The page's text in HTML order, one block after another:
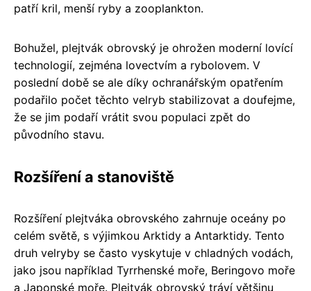
patří kril, menší ryby a zooplankton.
Bohužel, plejtvák obrovský je ohrožen moderní lovící
technologií, zejména lovectvím a rybolovem. V
poslední době se ale díky ochranářským opatřením
podařilo počet těchto velryb stabilizovat a doufejme,
že se jim podaří vrátit svou populaci zpět do
původního stavu.
Rozšíření a stanoviště
Rozšíření plejtváka obrovského zahrnuje oceány po
celém světě, s výjimkou Arktidy a Antarktidy. Tento
druh velryby se často vyskytuje v chladných vodách,
jako jsou například Tyrrhenské moře, Beringovo moře
a Japonské moře. Plejtvák obrovský tráví většinu